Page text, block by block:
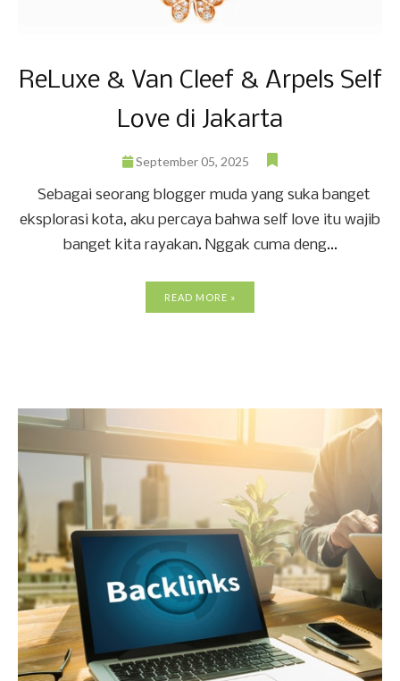
ReLuxe & Van Cleef & Arpels Self
Love di Jakarta
September 05, 2025
Sebagai seorang blogger muda yang suka banget
eksplorasi kota, aku percaya bahwa self love itu wajib
banget kita rayakan. Nggak cuma deng...
READ MORE »